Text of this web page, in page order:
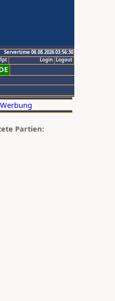
Servertime 08.08.2026 03:56:30
Logout
Login
Partien: